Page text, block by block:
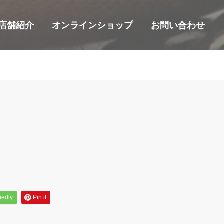
舗紹介 オンラインショップ お問い合わせ
Pin it